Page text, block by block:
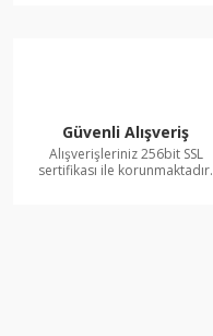
Güvenli Alışveriş
Alışverişleriniz 256bit SSL
sertifikası ile korunmaktadır.